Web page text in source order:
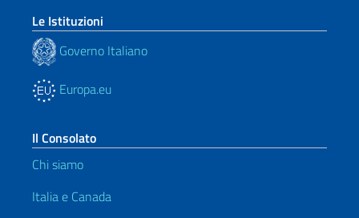
Le Istituzioni
Governo Italiano
Europa.eu
Il Consolato
Chi siamo
Italia e Canada